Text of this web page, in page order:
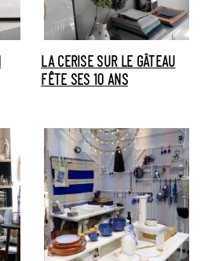
LA CERISE SUR LE GÂTEAU
FÊTE SES 10 ANS